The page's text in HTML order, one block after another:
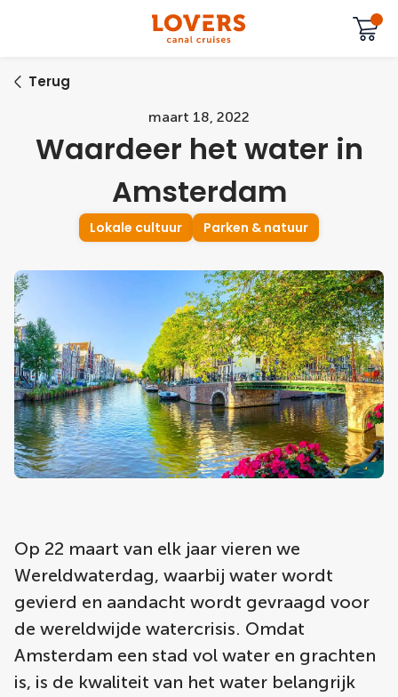
Terug
maart 18, 2022
Waardeer het water in
Amsterdam
Lokale cultuur Parken & natuur
Op 22 maart van elk jaar vieren we
Wereldwaterdag, waarbij water wordt
gevierd en aandacht wordt gevraagd voor
de wereldwijde watercrisis. Omdat
Amsterdam een stad vol water en grachten
is, is de kwaliteit van het water belangrijk